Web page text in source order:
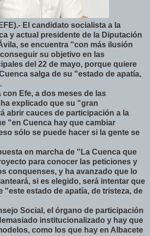
El candidato socialista a la
y actual presidente de la Diputación
se encuentra "con más ilusión
su objetivo en las
del 22 de mayo, porque quiere
salga de su "estado de apatía,
con Efe, a dos meses de las
explicado que su "gran
abrir cauces de participación a la
"en Cuenca hay que cambiar
sólo se puede hacer si la gente se
en marcha de "La Cuenca que
para conocer las peticiones y
conquenses, y ha avanzado que lo
si es elegido, será intentar que
"este estado de apatía, de tristeza, de
Social, el órgano de participación
institucionalizado y hay que
como los que hay en Albacete